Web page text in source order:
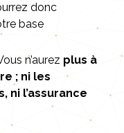
donc
base
n’aurez plus à
; ni les
ni l’assurance